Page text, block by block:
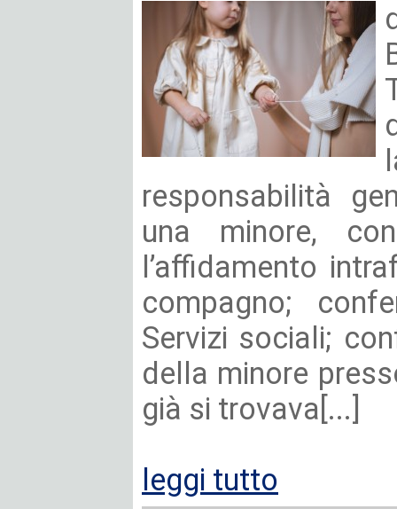
responsabilità
una minore,
l’affidamento
compagno;
Servizi sociali;
della minore
già si trovava[...]
leggi tutto